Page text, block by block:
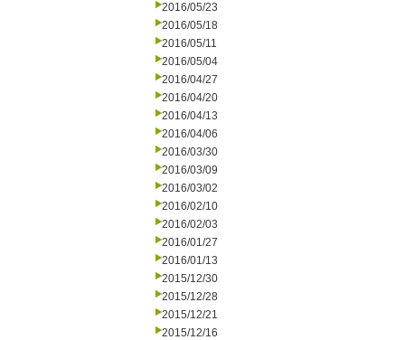
2016/05/23
2016/05/18
2016/05/11
2016/05/04
2016/04/27
2016/04/20
2016/04/13
2016/04/06
2016/03/30
2016/03/09
2016/03/02
2016/02/10
2016/02/03
2016/01/27
2016/01/13
2015/12/30
2015/12/28
2015/12/21
2015/12/16